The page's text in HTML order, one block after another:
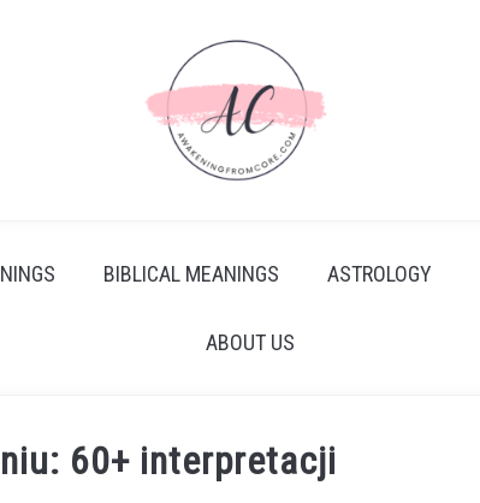
BIBLICAL MEANINGS ASTROLOGY
ABOUT US
60+ interpretacji